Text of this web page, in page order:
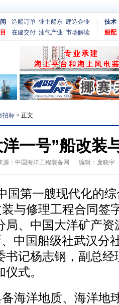
造船订单 业主船东 建造企业
在建交付 油气产业 市场解读
技术
船配
招标 > 正文
一号”船改装
源： 中国海洋工程装备网 编辑：庞晓宇
第一艘现代化的综
装与修理工程合同签
局、中国大洋矿产
中国船级社武汉分
书记杨志钢，副总
式。
海洋地质、海洋地